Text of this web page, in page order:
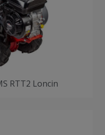
RTT2 Loncin